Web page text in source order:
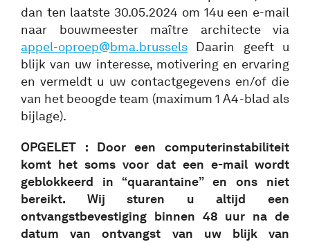
dan ten laatste 30.05.2024 om 14u een e-mail
naar bouwmeester maître architecte via
appel-oproep@bma.brussels Daarin geeft u
blijk van uw interesse, motivering en ervaring
en vermeldt u uw contactgegevens en/of die
van het beoogde team (maximum 1 A4-blad als
bijlage).
OPGELET : Door een computerinstabiliteit
komt het soms voor dat een e-mail wordt
geblokkeerd in “quarantaine” en ons niet
bereikt. Wij sturen u altijd een
ontvangstbevestiging binnen 48 uur na de
datum van ontvangst van uw blijk van